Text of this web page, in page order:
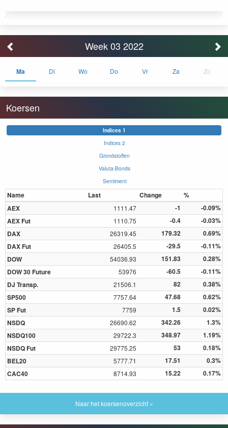
Week 03 2022
Ma Di Wo Do Vr Za Zo
Koersen
Indices 1
Indices 2
Grondstoffen
Valuta-Bonds
Sentiment
Name Last Change
%
AEX
1111.47 -1
-0.09%
AEX Fut
1110.75 -0.4
-0.03%
DAX
26319.45 179.32
0.69%
DAX Fut
26405.5 -29.5
-0.11%
DOW
54036.93 151.83
0.28%
DOW 30 Future
53976 -60.5
-0.11%
DJ Transp.
21506.1 82
0.38%
SP500
7757.64 47.68
0.62%
SP Fut
7759 1.5
0.02%
NSDQ
26690.62 342.26
1.3%
NSDQ100
29722.3 348.97
1.19%
NSDQ Fut
29775.25 53
0.18%
BEL20
5777.71 17.51
0.3%
CAC40
8714.93 15.22 0.17%
Naar het koersenoverzicht »